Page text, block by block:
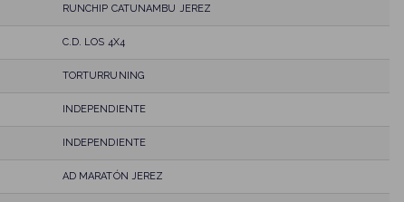
RUNCHIP CATUNAMBU JEREZ
C.D. LOS 4X4
TORTURRUNING
INDEPENDIENTE
INDEPENDIENTE
AD MARATÓN JEREZ